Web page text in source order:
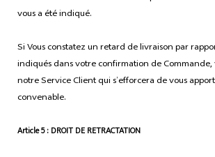
vous a été indiqué.
Si Vous constatez un retard de livraison par
indiqués dans votre confirmation de
notre Service Client qui s’efforcera de vous
convenable.
Article 5 : DROIT DE RETRACTATION